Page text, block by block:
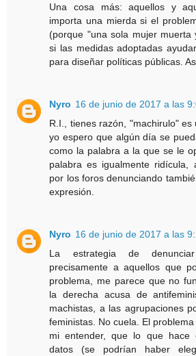
Una cosa más: aquellos y
importa una mierda si el
(porque "una sola mujer muerta
si las medidas adoptadas
para diseñar políticas públicas.
Nyro 16 de junio de 2017 a las
R.I., tienes razón, "machirulo"
yo espero que algún día se
como la palabra a la que se le
palabra es igualmente ridícula,
por los foros denunciando
expresión.
Nyro 16 de junio de 2017 a las
La estrategia de
precisamente a aquellos que
problema, me parece que no
la derecha acusa de
machistas, a las agrupaciones
feministas. No cuela. El
mi entender, que lo que hace
datos (se podrían haber